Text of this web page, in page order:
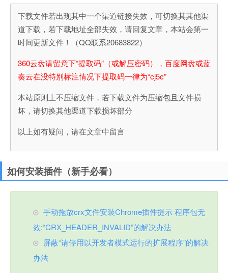
下载文件若出现其中一个渠道链接失效，可切换其其他渠
道下载，若下载地址全部失效，请回复文章，本站会第一
时间更新文件！（QQ联系20683822）
360云盘请留意下“提取码”（或解压密码），百度网盘或蓝
奏云在没特别标注情况下提取码一律为“cj5c”
本站原则上不压缩文件，若下载文件为压缩包且文件损
坏，请切换其他渠道下载损坏部分
以上如有疑问，请在文章中留言
如何安装插件（新手必看）
手动拖放crx文件安装Chrome插件提示 程序包无
效:“CRX_HEADER_INVALID”的解决办法
屏蔽“请停用以开发者模式运行的扩展程序”的解决
办法